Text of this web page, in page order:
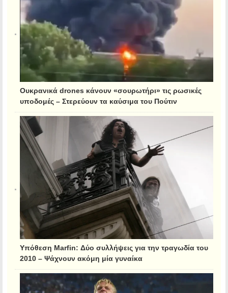
Ουκρανικά drones κάνουν «σουρωτήρι» τις ρωσικές
υποδομές – Στερεύουν τα καύσιμα του Πούτιν
Υπόθεση Marfin: Δύο συλλήψεις για την τραγωδία του
2010 – Ψάχνουν ακόμη μία γυναίκα